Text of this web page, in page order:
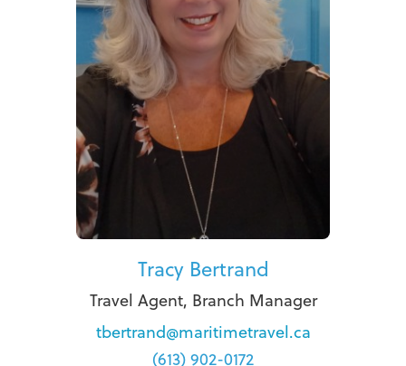
Tracy Bertrand
Travel Agent, Branch Manager
tbertrand@maritimetravel.ca
(613) 902-0172